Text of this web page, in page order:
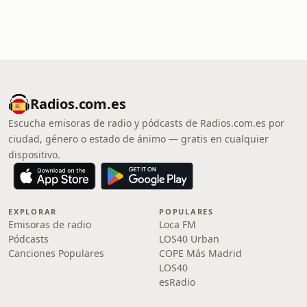
Radios.com.es
Escucha emisoras de radio y pódcasts de Radios.com.es por
ciudad, género o estado de ánimo — gratis en cualquier
dispositivo.
EXPLORAR
Emisoras de radio
Pódcasts
Canciones Populares
POPULARES
Loca FM
LOS40 Urban
COPE Más Madrid
LOS40
esRadio